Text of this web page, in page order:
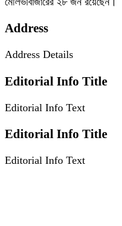
Address
Address Details
Editorial Info Title
Editorial Info Text
Editorial Info Title
Editorial Info Text